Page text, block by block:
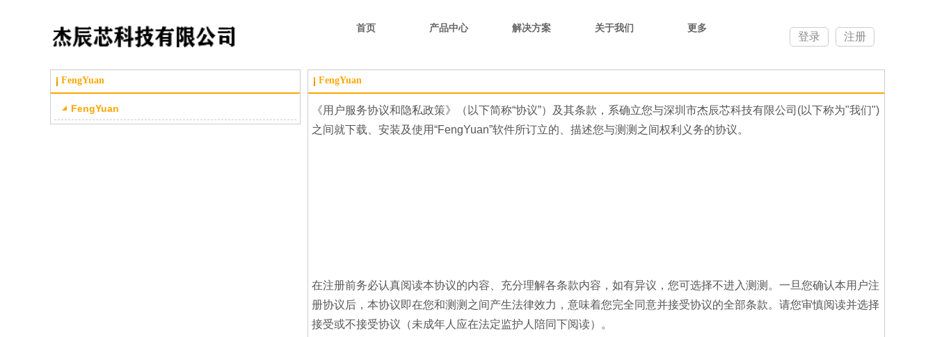
注册
登录
首页 产品中心 解决方案 关于我们 更多
FengYuan
FengYuan
FengYuan
《用户服务协议和隐私政策》（以下简称“协议”）及其条款，系确立您与深圳市杰辰芯科技有限公司(以下称为"我们")
之间就下载、安装及使用“FengYuan”软件所订立的、描述您与测测之间权利义务的协议。
在注册前务必认真阅读本协议的内容、充分理解各条款内容，如有异议，您可选择不进入测测。一旦您确认本用户注
册协议后，本协议即在您和测测之间产生法律效力，意味着您完全同意并接受协议的全部条款。请您审慎阅读并选择
接受或不接受协议（未成年人应在法定监护人陪同下阅读）。